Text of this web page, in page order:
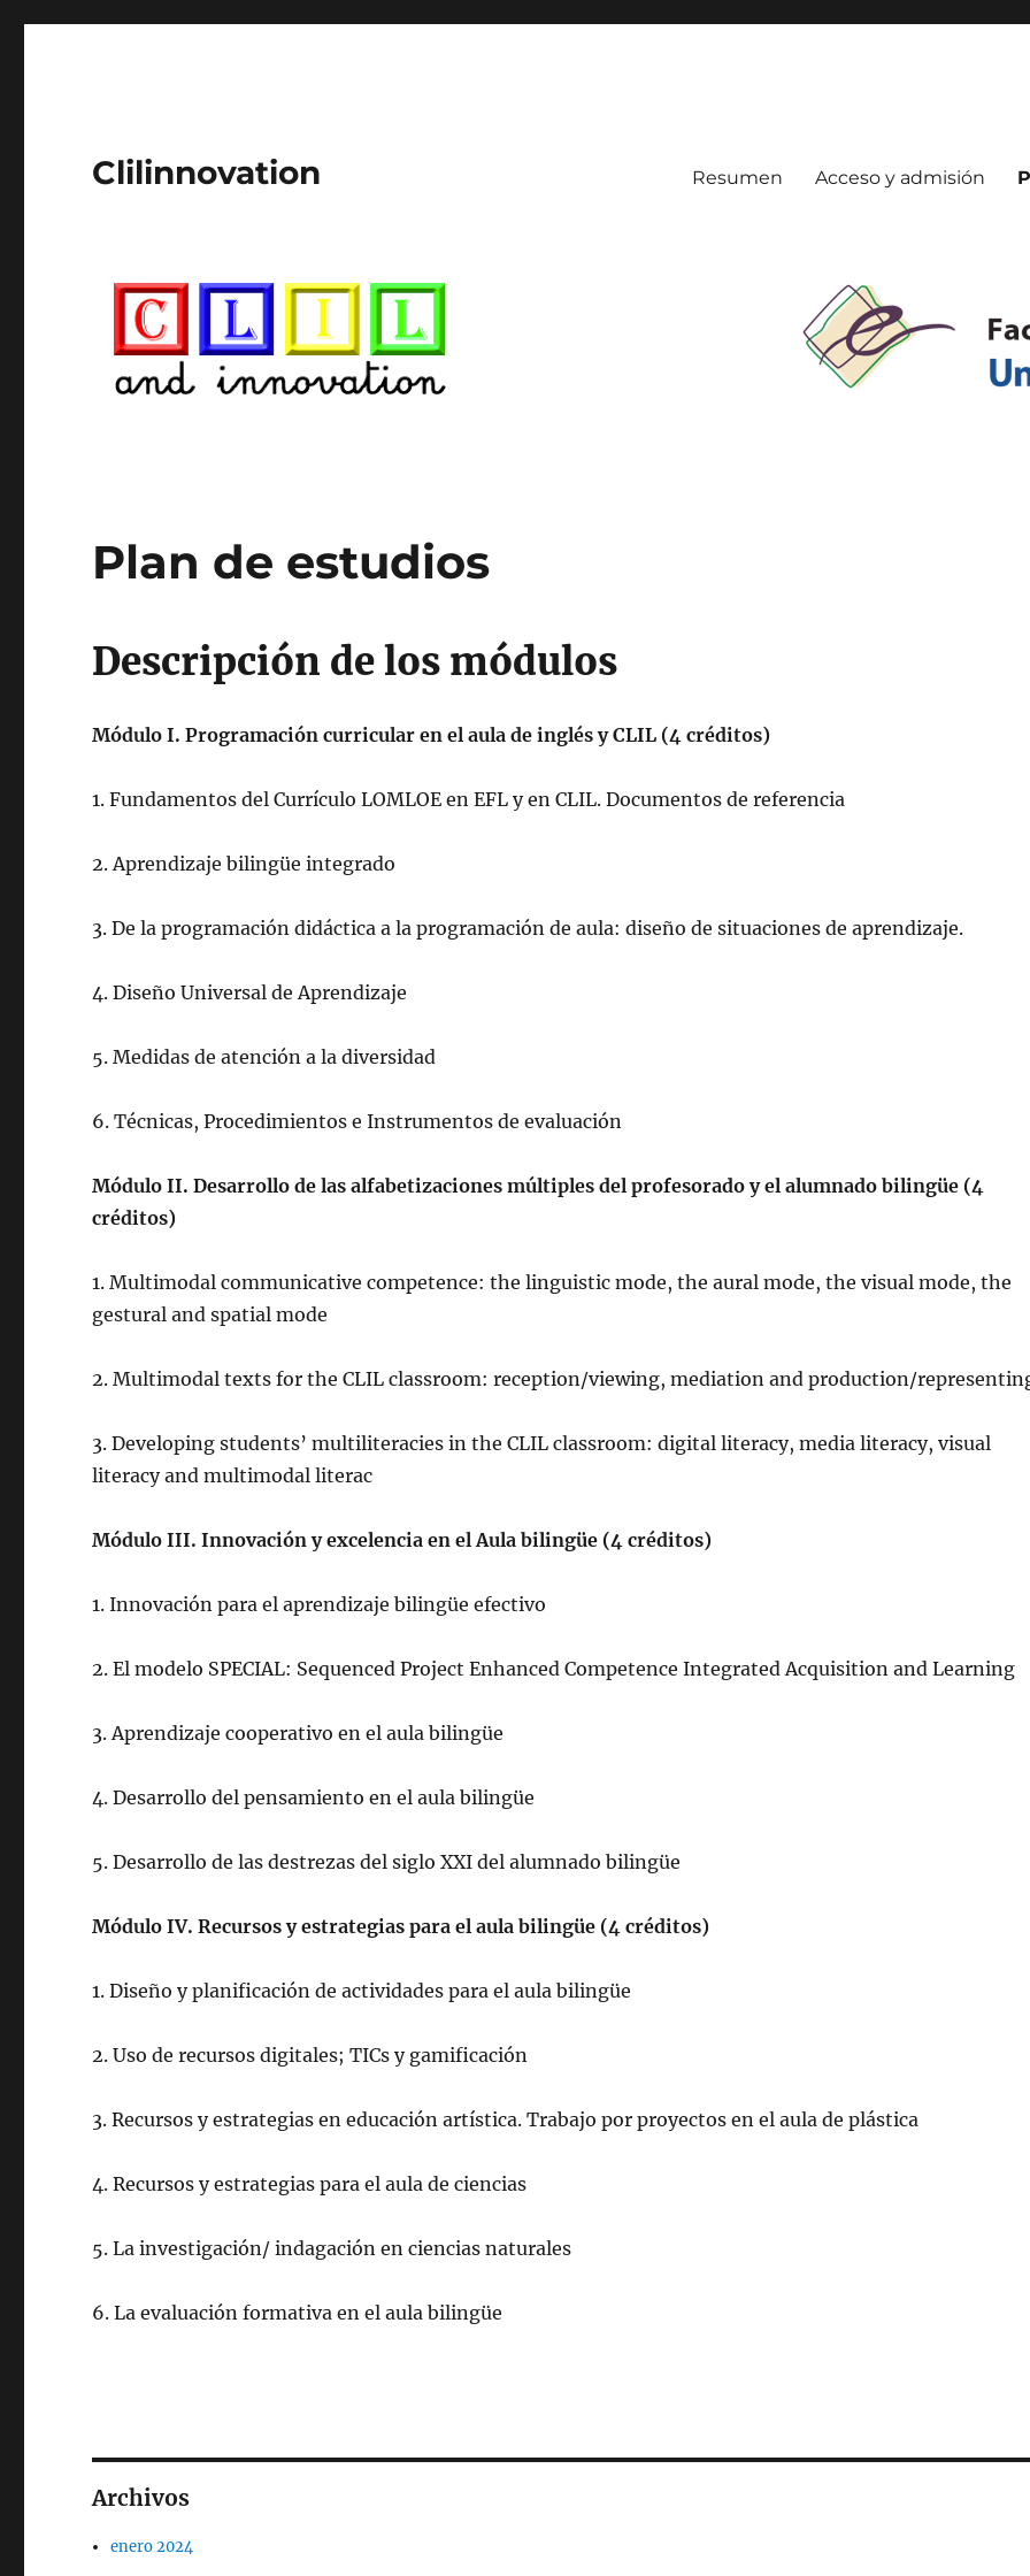
Clilinnovation Resumen Acceso y admisión
Plan de estudios
Descripción de los módulos
Módulo I. Programación curricular en el aula de inglés y CLIL (4 créditos)
1. Fundamentos del Currículo LOMLOE en EFL y en CLIL. Documentos de referencia
2. Aprendizaje bilingüe integrado
3. De la programación didáctica a la programación de aula: diseño de situaciones de aprendizaje.
4. Diseño Universal de Aprendizaje
5. Medidas de atención a la diversidad
6. Técnicas, Procedimientos e Instrumentos de evaluación
Módulo II. Desarrollo de las alfabetizaciones múltiples del profesorado y el alumnado bilingüe (4
créditos)
1. Multimodal communicative competence: the linguistic mode, the aural mode, the visual mode, the
gestural and spatial mode
2. Multimodal texts for the CLIL classroom: reception/viewing, mediation and production/
3. Developing students’ multiliteracies in the CLIL classroom: digital literacy, media literacy, visual
literacy and multimodal literac
Módulo III. Innovación y excelencia en el Aula bilingüe (4 créditos)
1. Innovación para el aprendizaje bilingüe efectivo
2. El modelo SPECIAL: Sequenced Project Enhanced Competence Integrated Acquisition and Learning
3. Aprendizaje cooperativo en el aula bilingüe
4. Desarrollo del pensamiento en el aula bilingüe
5. Desarrollo de las destrezas del siglo XXI del alumnado bilingüe
Módulo IV. Recursos y estrategias para el aula bilingüe (4 créditos)
1. Diseño y planificación de actividades para el aula bilingüe
2. Uso de recursos digitales; TICs y gamificación
3. Recursos y estrategias en educación artística. Trabajo por proyectos en el aula de plástica
4. Recursos y estrategias para el aula de ciencias
5. La investigación/ indagación en ciencias naturales
6. La evaluación formativa en el aula bilingüe
Archivos
enero 2024